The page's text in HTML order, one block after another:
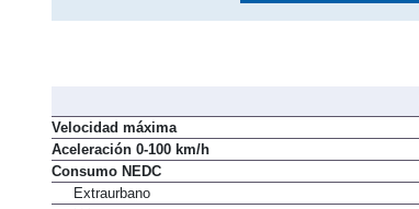
Velocidad máxima
Aceleración 0-100 km/h
Consumo NEDC
Extraurbano